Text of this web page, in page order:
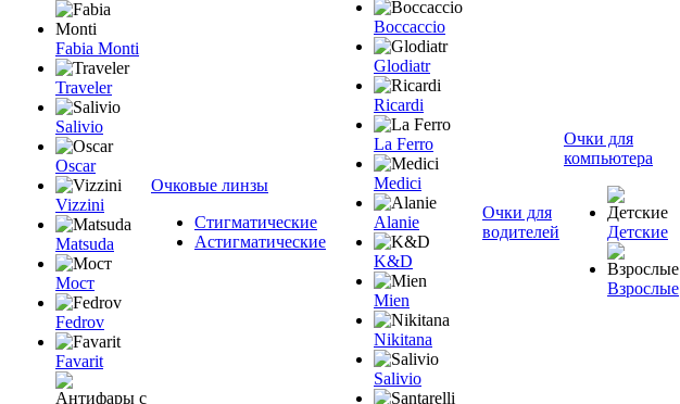
Fabia Monti
Traveler
Salivio
Oscar
Vizzini
Matsuda
Мост
Fedrov
Favarit
Очковые линзы
Стигматические
Астигматические
Boccaccio
Glodiatr
Ricardi
La Ferro
Medici
Alanie
K&D
Mien
Nikitana
Salivio
Очки для
водителей
Очки для
компьютера
Детские
Взрослые